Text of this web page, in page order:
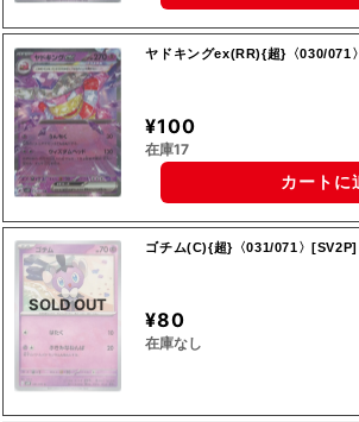
ヤドキングex(RR){超}〈030/071
¥100
在庫17
カートに
SOLD OUT
ゴチム(C){超}〈031/071〉[SV2P]
¥80
在庫なし